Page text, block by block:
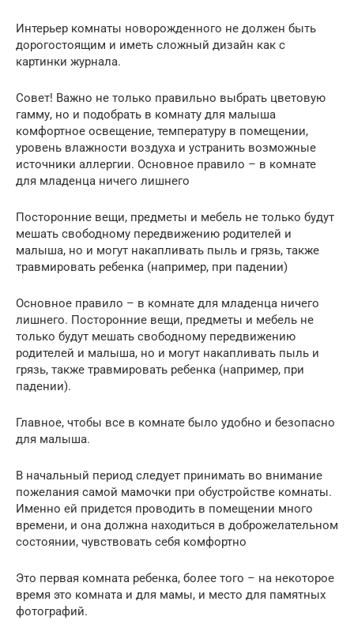
Интерьер комнаты новорожденного не должен быть
дорогостоящим и иметь сложный дизайн как с
картинки журнала.
Совет! Важно не только правильно выбрать цветовую
гамму, но и подобрать в комнату для малыша
комфортное освещение, температуру в помещении,
уровень влажности воздуха и устранить возможные
источники аллергии. Основное правило – в комнате
для младенца ничего лишнего
Посторонние вещи, предметы и мебель не только будут
мешать свободному передвижению родителей и
малыша, но и могут накапливать пыль и грязь, также
травмировать ребенка (например, при падении)
Основное правило – в комнате для младенца ничего
лишнего. Посторонние вещи, предметы и мебель не
только будут мешать свободному передвижению
родителей и малыша, но и могут накапливать пыль и
грязь, также травмировать ребенка (например, при
падении).
Главное, чтобы все в комнате было удобно и безопасно
для малыша.
В начальный период следует принимать во внимание
пожелания самой мамочки при обустройстве комнаты.
Именно ей придется проводить в помещении много
времени, и она должна находиться в доброжелательном
состоянии, чувствовать себя комфортно
Это первая комната ребенка, более того – на некоторое
время это комната и для мамы, и место для памятных
фотографий.